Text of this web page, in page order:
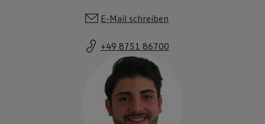
E-Mail schreiben
+49 8751 86700